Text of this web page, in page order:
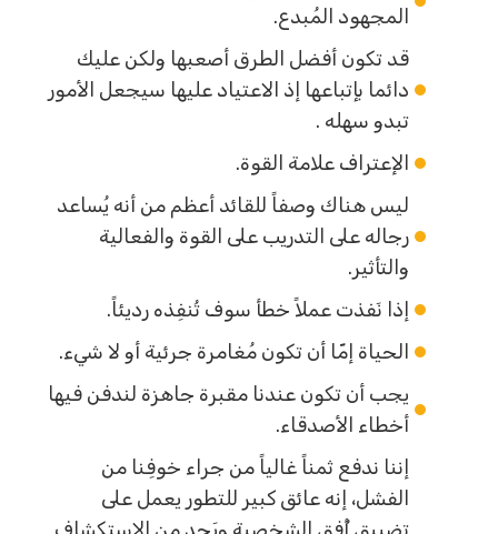
المجهود المُبدع.
قد تكون أفضل الطرق أصعبها ولكن عليك
دائما بإتباعها إذ الاعتياد عليها سيجعل الأمور
تبدو سهله .
الإعتراف علامة القوة.
ليس هناك وصفاً للقائد أعظم من أنه يُساعد
رجاله على التدريب على القوة والفعالية
والتأثير.
إذا نَفذت عملاً خطأ سوف تُنفِذه رديئاً.
الحياة إمّا أن تكون مُغامرة جرئية أو لا شيء.
يجب أن تكون عندنا مقبرة جاهزة لندفن فيها
أخطاء الأصدقاء.
إننا ندفع ثمناً غالياً من جراء خوفِنا من
الفشل، إنه عائق كبير للتطور يعمل على